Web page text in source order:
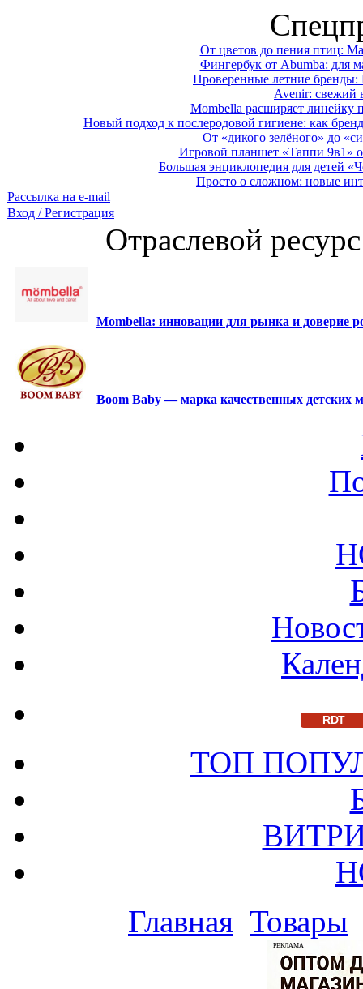
От цветов до пения птиц:
Фингербук от Abumba: для
Проверенные летние
Avenir: свежий
Mombella расширяет линейку
Новый подход к послеродовой гигиене: как
От «дикого зелёного» до
Игровой планшет «Таппи 9в1»
Большая энциклопедия для детей
Просто о сложном: новые
Рассылка на e-mail
Вход / Регистрация
Отраслевой
Mombella: инновации для рынка и доверие
Boom Baby — марка качественных детских
RDT
ТОП
Главная Товары
РЕКЛАМА